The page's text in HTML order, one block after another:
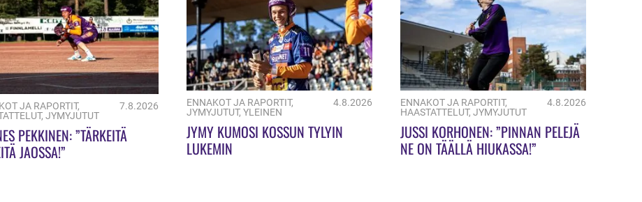
JA RAPORTIT,
, JYMYJUTUT
7.8.2026
PEKKINEN: ”TÄRKEITÄ
JAOSSA!”
ENNAKOT JA RAPORTIT,
JYMYJUTUT, YLEINEN
4.8.2026
JYMY KUMOSI KOSSUN TYLYIN
LUKEMIN
ENNAKOT JA RAPORTIT,
HAASTATTELUT, JYMYJUTUT
4.8.2026
JUSSI KORHONEN: ”PINNAN PELEJÄ
NE ON TÄÄLLÄ HIUKASSA!”